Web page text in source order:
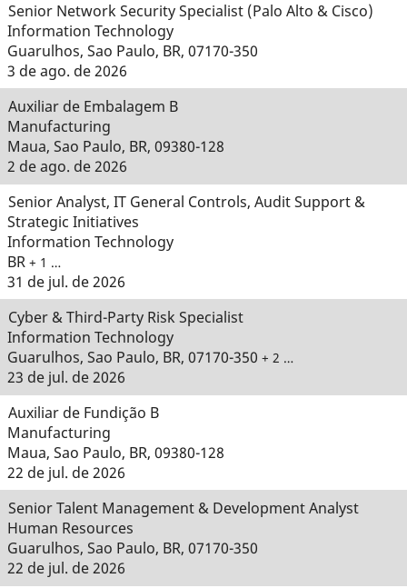
Senior Network Security Specialist (Palo Alto & Cisco)
Information Technology
Guarulhos, Sao Paulo, BR, 07170-350
3 de ago. de 2026
Auxiliar de Embalagem B
Manufacturing
Maua, Sao Paulo, BR, 09380-128
2 de ago. de 2026
Senior Analyst, IT General Controls, Audit Support &
Strategic Initiatives
Information Technology
BR + 1 …
31 de jul. de 2026
Cyber & Third-Party Risk Specialist
Information Technology
Guarulhos, Sao Paulo, BR, 07170-350 + 2 …
23 de jul. de 2026
Auxiliar de Fundição B
Manufacturing
Maua, Sao Paulo, BR, 09380-128
22 de jul. de 2026
Senior Talent Management & Development Analyst
Human Resources
Guarulhos, Sao Paulo, BR, 07170-350
22 de jul. de 2026